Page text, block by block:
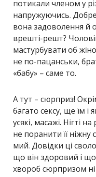
потикали членом у
напружуючись. Добре
вона задоволення й
врешті-решт?
мастурбувати об
не по-пацанськи,
«бабу» – саме то.
А тут – сюрприз!
багато сексу, ще їм і
усякі, масажі. Нігті
не поранити її ніжну
мий. Довідки ці
що він здоровий і
хвороб сюрпризом